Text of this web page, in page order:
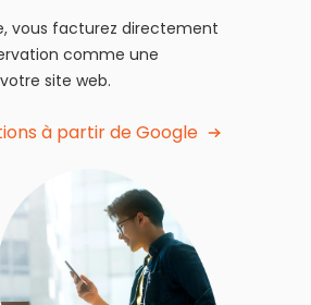
vous facturez directement
comme une
site web.
à partir de Google